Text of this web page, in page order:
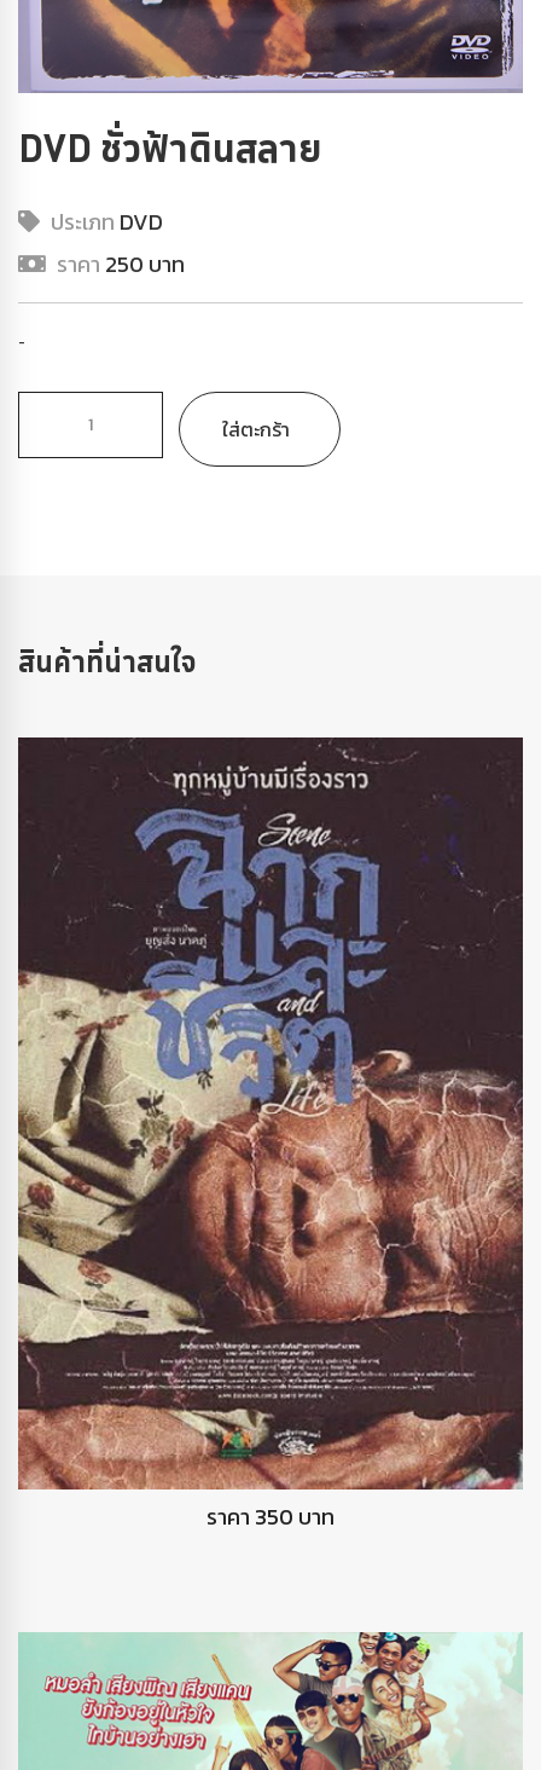
DVD ชั่วฟ้าดินสลาย
ประเภท DVD
ราคา 250 บาท
-
ใส่ตะกร้า
สินค้าที่น่าสนใจ
DVD ฉากและชีวิต
ราคา 350 บาท